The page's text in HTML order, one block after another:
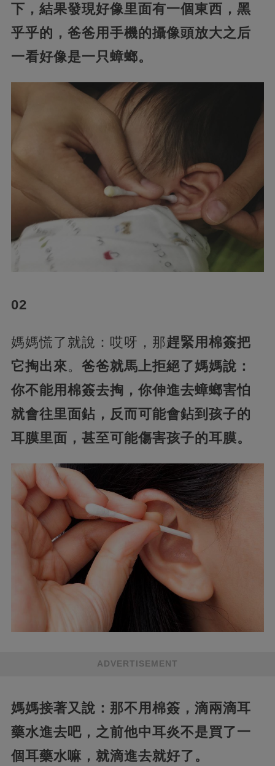
下，結果發現好像里面有一個東西，黑
乎乎的，爸爸用手機的攝像頭放大之后
一看好像是一只蟑螂。
02
媽媽慌了就說：哎呀，那趕緊用棉簽把
它掏出來。 爸爸就馬上拒絕了媽媽說：
你不能用棉簽去掏，你伸進去蟑螂害怕
就會往里面鉆，反而可能會鉆到孩子的
耳膜里面，甚至可能傷害孩子的耳膜。
ADVERTISEMENT
媽媽接著又說：那不用棉簽，滴兩滴耳
藥水進去吧，之前他中耳炎不是買了一
個耳藥水嘛，就滴進去就好了。